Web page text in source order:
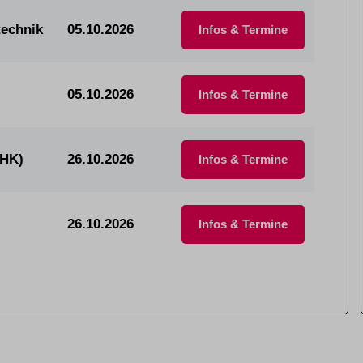
05.10.2026 Infos & Termine
05.10.2026 Infos & Termine
26.10.2026 Infos & Termine
26.10.2026 Infos & Termine